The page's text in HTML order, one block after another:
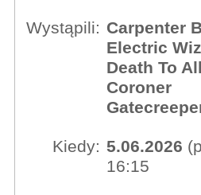
Wystąpili: Carpenter
Electric
Death To All
Coroner
Kiedy: 5.06.2026
16:15